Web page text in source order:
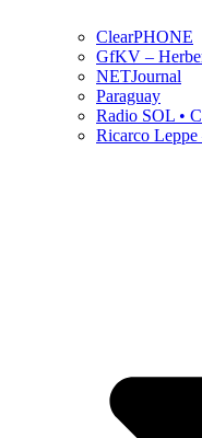
ClearPHONE
GfKV –
NETJournal
Paraguay
Radio SOL •
Ricarco